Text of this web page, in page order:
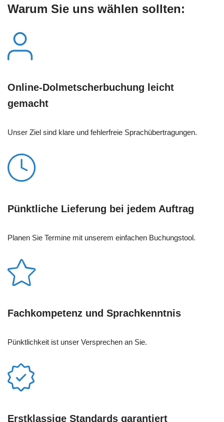
Warum Sie uns wählen sollten:
Online-Dolmetscherbuchung leicht
gemacht
Unser Ziel sind klare und fehlerfreie Sprachübertragungen.
Pünktliche Lieferung bei jedem Auftrag
Planen Sie Termine mit unserem einfachen Buchungstool.
Fachkompetenz und Sprachkenntnis
Pünktlichkeit ist unser Versprechen an Sie.
Erstklassige Standards garantiert